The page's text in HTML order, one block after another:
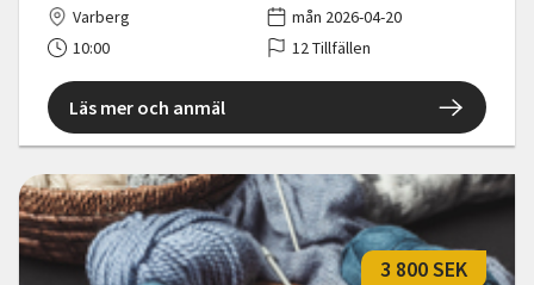
Varberg
mån 2026-04-20
10:00
12 Tillfällen
Läs mer och anmäl
3 800 SEK